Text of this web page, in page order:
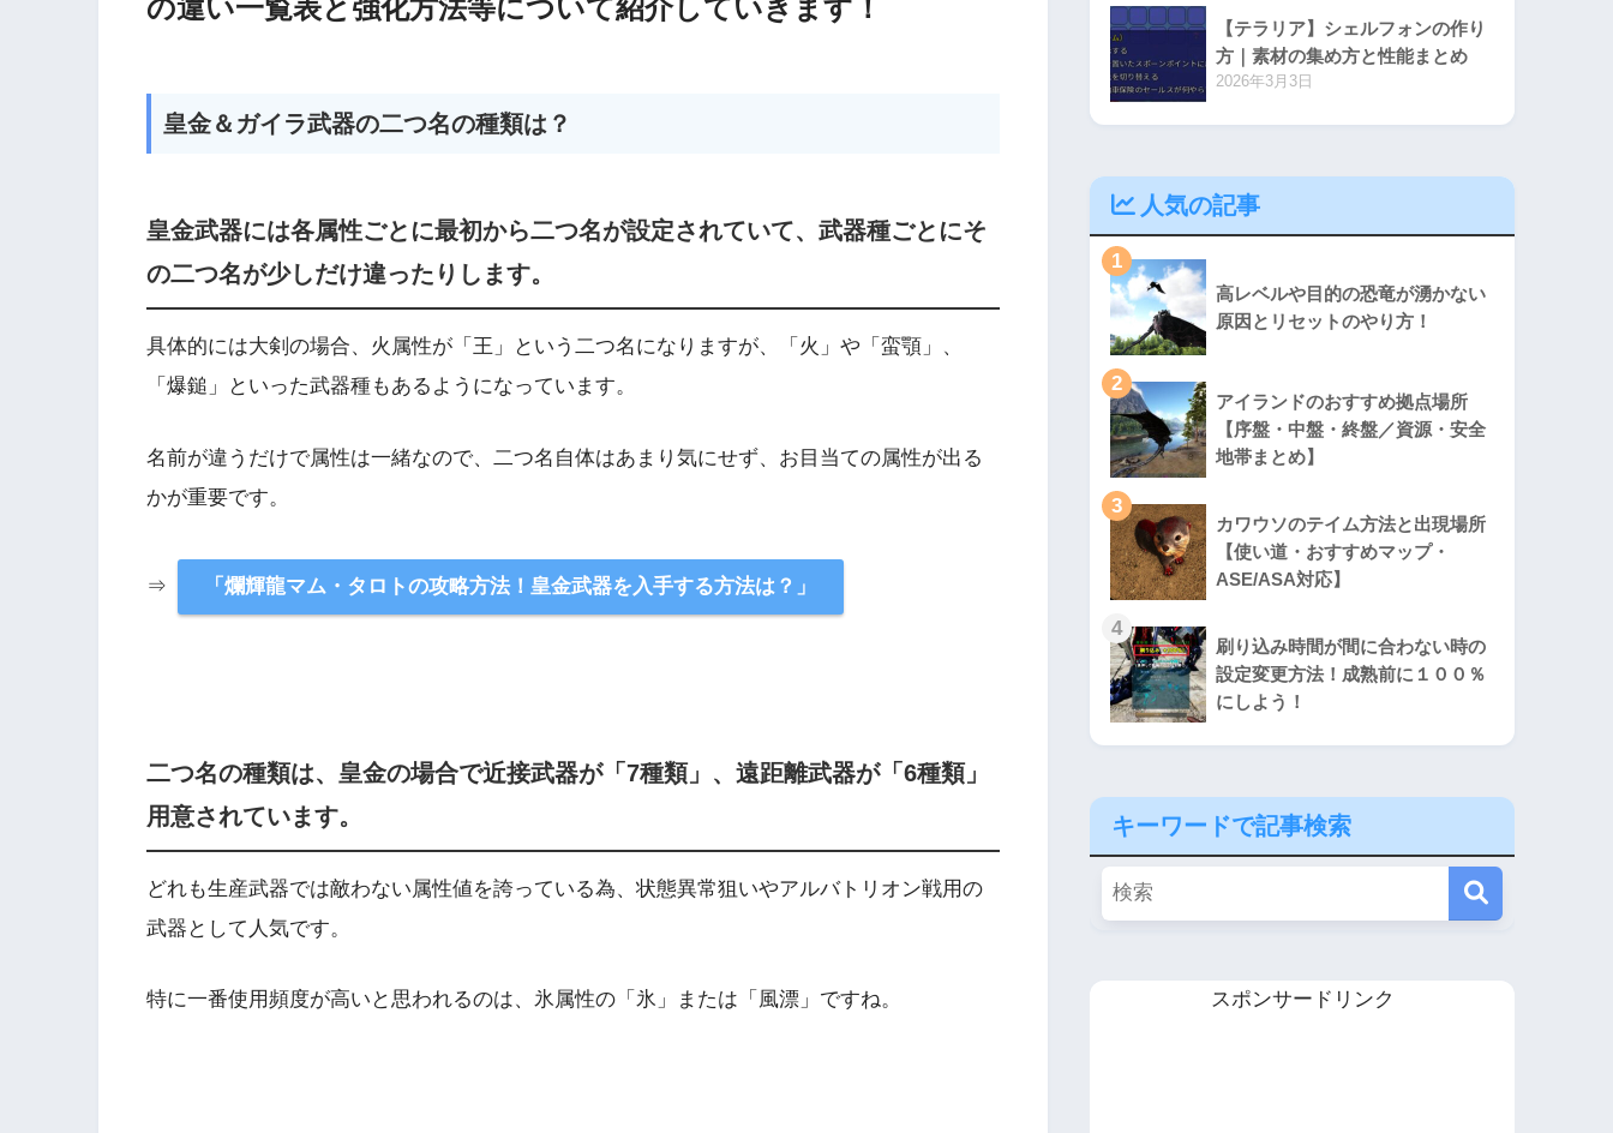
の違い一覧表と強化方法等について紹介していきます！
皇金＆ガイラ武器の二つ名の種類は？
皇金武器には各属性ごとに最初から二つ名が設定されていて、武器種ごとにそ
の二つ名が少しだけ違ったりします。
具体的には大剣の場合、火属性が「王」という二つ名になりますが、「火」や「蛮顎」、
「爆鎚」といった武器種もあるようになっています。
名前が違うだけで属性は一緒なので、二つ名自体はあまり気にせず、お目当ての属性が出る
かが重要です。
⇒ 「爛輝龍マム・タロトの攻略方法！皇金武器を入手する方法は？」
二つ名の種類は、皇金の場合で近接武器が「7種類」、遠距離武器が「6種類」
用意されています。
どれも生産武器では敵わない属性値を誇っている為、状態異常狙いやアルバトリオン戦用の
武器として人気です。
特に一番使用頻度が高いと思われるのは、氷属性の「氷」または「風漂」ですね。
【テラリア】シェルフォンの作り
方｜素材の集め方と性能まとめ
2026年3月3日
人気の記事
1
高レベルや目的の恐竜が湧かない
原因とリセットのやり方！
2
アイランドのおすすめ拠点場所
【序盤・中盤・終盤／資源・安全
地帯まとめ】
3
カワウソのテイム方法と出現場所
【使い道・おすすめマップ・
ASE/ASA対応】
4
刷り込み時間が間に合わない時の
設定変更方法！成熟前に１００％
にしよう！
キーワードで記事検索
スポンサードリンク